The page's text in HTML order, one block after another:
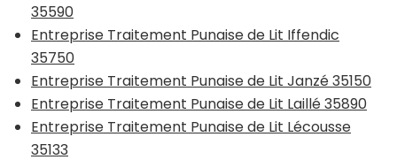
35590
Entreprise Traitement Punaise de Lit Iffendic
35750
Entreprise Traitement Punaise de Lit Janzé 35150
Entreprise Traitement Punaise de Lit Laillé 35890
Entreprise Traitement Punaise de Lit Lécousse
35133